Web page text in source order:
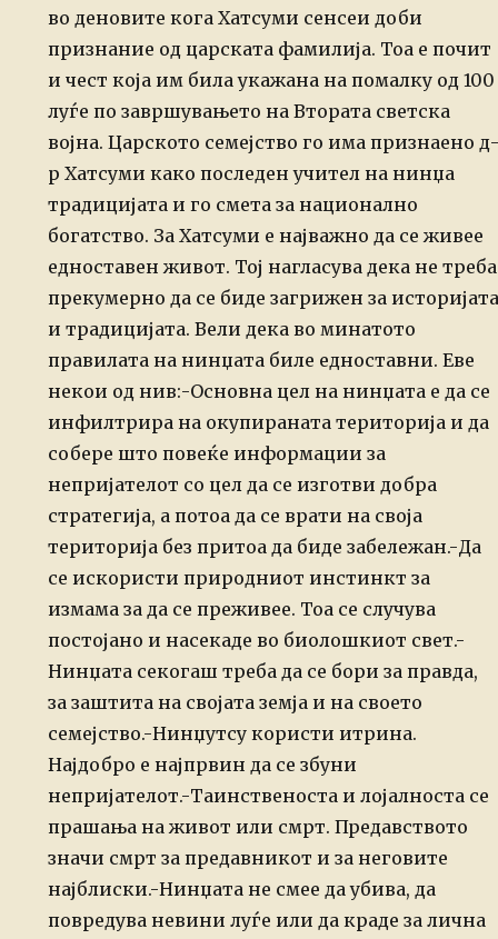
во деновите кога Хатсуми сенсеи доби
признание од царската фамилија. Тоа е почит
и чест која им била укажана на помалку од 100
луѓе по завршувањето наВтората светска
војна. Царското семејство го има признаено д-
р Хатсуми како последен учител на нинџа
традицијата и го смета за национално
богатство. За Хатсуми е најважно да се живее
едноставен живот. Тој нагласува декане треба
прекумерно да се биде загрижен за историјата
и традицијата. Вели дека во минатото
правилата на нинџата биле едноставни. Еве
некои од нив:-Основна цел на нинџата е да се
инфилтрира на окупираната територија и да
собере што повеќе информации за
непријателот со цел да се изготви добра
стратегија, а потоа да се врати на своја
територија без притоа да биде забележан.-Да
се искористи природниот инстинкт за
измама за да се преживее. Тоа се случува
постојано и насекаде во биолошкиот свет.-
Нинџата секогаш треба да се бори за правда,
за заштита на својата земја и на своето
семејство.-Нинџутсу користи итрина.
Најдобро е најпрвин да се збуни
непријателот.-Таинственоста и лојалноста се
прашања на живот или смрт. Предавството
значи смрт за предавникот и за неговите
најблиски.-Нинџата не смее да убива, да
повредува невини луѓе или да краде за лична